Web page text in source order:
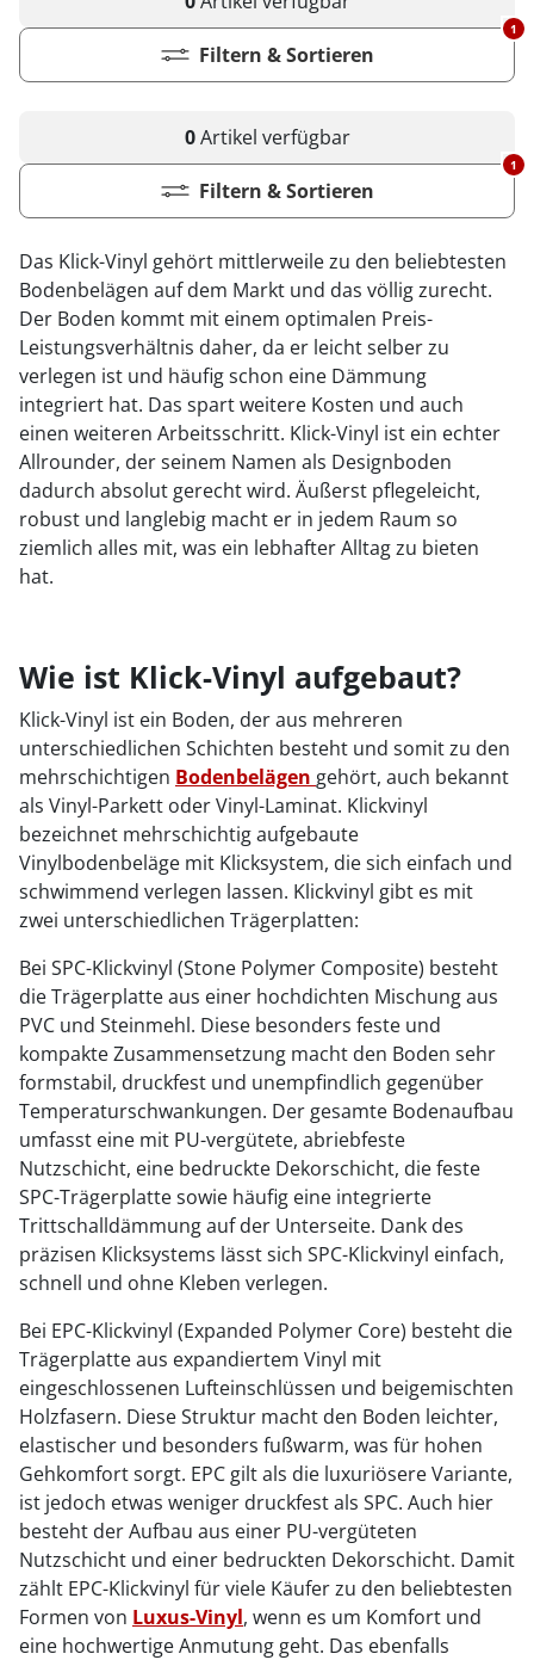
Filtern & Sortieren
1
0Artikel verfügbar
Filtern & Sortieren
1
Das Klick-Vinyl gehört mittlerweile zu den beliebtesten
Bodenbelägen auf dem Markt und das völlig zurecht.
Der Boden kommt mit einem optimalen Preis-
Leistungsverhältnis daher, da er leicht selber zu
verlegen ist und häufig schon eine Dämmung
integriert hat. Das spart weitere Kosten und auch
einen weiteren Arbeitsschritt. Klick-Vinyl ist ein echter
Allrounder, der seinem Namen als Designboden
dadurch absolut gerecht wird. Äußerst pflegeleicht,
robust und langlebig macht er in jedem Raum so
ziemlich alles mit, was ein lebhafter Alltag zu bieten
hat.
Wie ist Klick-Vinyl aufgebaut?
Klick-Vinyl ist ein Boden, der aus mehreren
unterschiedlichen Schichten besteht und somit zu den
mehrschichtigen Bodenbelägen gehört, auch bekannt
als Vinyl-Parkett oder Vinyl-Laminat. Klickvinyl
bezeichnet mehrschichtig aufgebaute
Vinylbodenbeläge mit Klicksystem, die sich einfach und
schwimmend verlegen lassen. Klickvinyl gibt es mit
zwei unterschiedlichen Trägerplatten:
Bei SPC-Klickvinyl (Stone Polymer Composite) besteht
die Trägerplatte aus einer hochdichten Mischung aus
PVC und Steinmehl. Diese besonders feste und
kompakte Zusammensetzung macht den Boden sehr
formstabil, druckfest und unempfindlich gegenüber
Temperaturschwankungen. Der gesamte Bodenaufbau
umfasst eine mit PU-vergütete, abriebfeste
Nutzschicht, eine bedruckte Dekorschicht, die feste
SPC-Trägerplatte sowie häufig eine integrierte
Trittschalldämmung auf der Unterseite. Dank des
präzisen Klicksystems lässt sich SPC-Klickvinyl einfach,
schnell und ohne Kleben verlegen.
Bei EPC-Klickvinyl (Expanded Polymer Core) besteht die
Trägerplatte aus expandiertem Vinyl mit
eingeschlossenen Lufteinschlüssen und beigemischten
Holzfasern. Diese Struktur macht den Boden leichter,
elastischer und besonders fußwarm, was für hohen
Gehkomfort sorgt. EPC gilt als die luxuriösere Variante,
ist jedoch etwas weniger druckfest als SPC. Auch hier
besteht der Aufbau aus einer PU-vergüteten
Nutzschicht und einer bedruckten Dekorschicht. Damit
zählt EPC-Klickvinyl für viele Käufer zu den beliebtesten
Formen von Luxus-Vinyl, wenn es um Komfort und
eine hochwertige Anmutung geht. Das ebenfalls
Kiwi now
Fuge (4-seitig)
Fußleisten
Fischgrät
Windmöller
Fase (2-seitig)
klicken & kleben
Feuchtraumgeeignet
Fußbodenheizung geeignet
Vinylböden ohne integrierte Dämmung
Pflegemittel Vinylböden
Fußleisten
sonstiges Zubehör
Bioböden von BoDomo
Pflegemittel Bioböden
Dämmung
Fußleisten
Windmöller
Wolfcraft
Wulff
Endkappen - Höhe 40 mm
Endkappen - Höhe 58 mm
Sonstige Fußleistenabschlüsse
zum Kleben
Pflegemittel Multilayer
Pflegemittel Parkett